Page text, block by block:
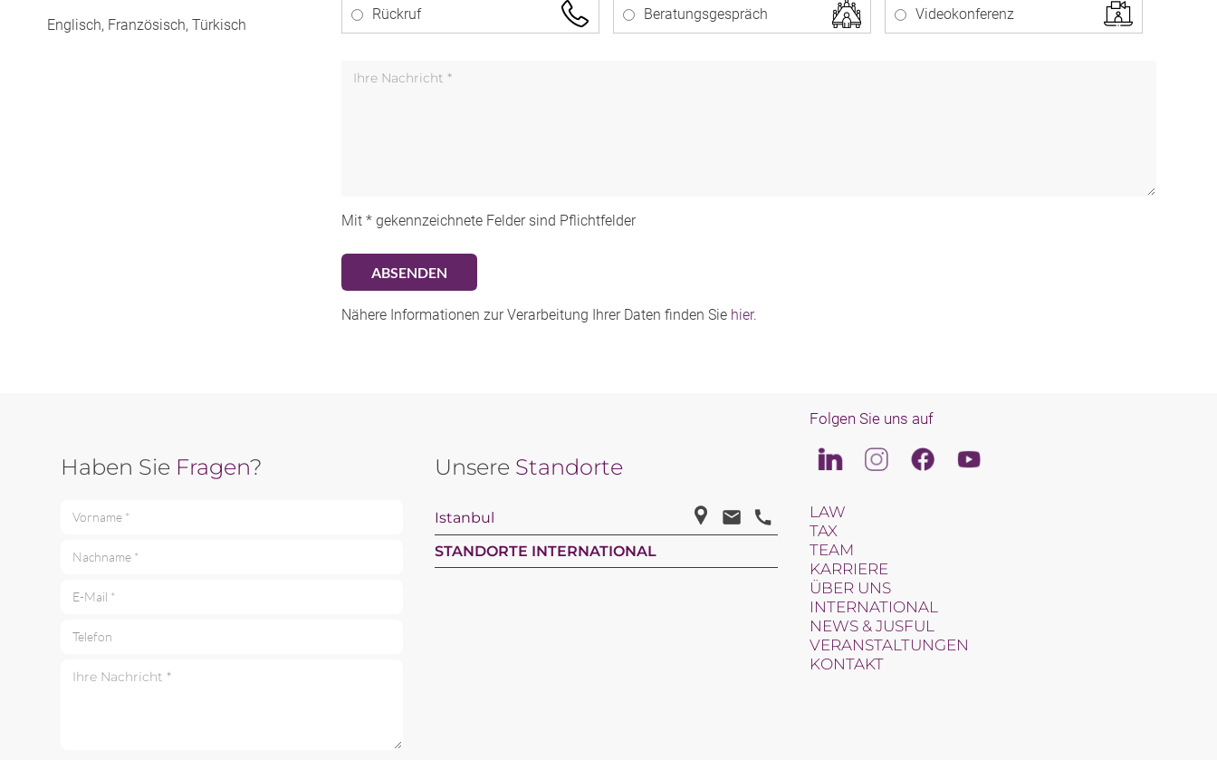
Englisch, Französisch, Türkisch
Rückruf Beratungsgespräch Videokonferenz
Mit * gekennzeichnete Felder sind Pflichtfelder
Nähere Informationen zur Verarbeitung Ihrer Daten finden Sie hier.
Haben Sie Fragen?
Vorname *
Nachname *
E-Mail *
Telefon
Unsere Standorte
Istanbul
STANDORTE INTERNATIONAL
Folgen Sie uns auf
LinkedinInstagramFacebookYoutube
LAW
TAX
TEAM
KARRIERE
ÜBER UNS
INTERNATIONAL
NEWS & JUSFUL
VERANSTALTUNGEN
KONTAKT